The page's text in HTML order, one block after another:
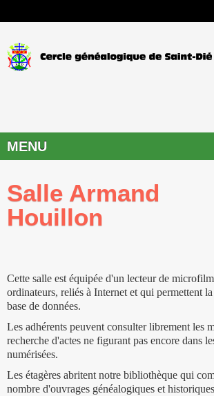
MENU
Salle Armand
Houillon
Cette salle est équipée d'un lecteur de
ordinateurs, reliés à Internet et qui permettent
base de données.
Les adhérents peuvent consulter librement les
recherche d'actes ne figurant pas encore dans
numérisées.
Les étagères abritent notre bibliothèque qui
nombre d'ouvrages généalogiques et